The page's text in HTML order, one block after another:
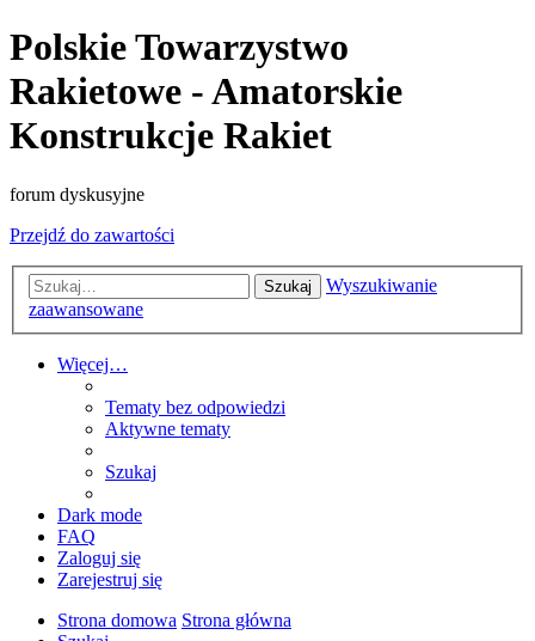
Polskie Towarzystwo
Rakietowe - Amatorskie
Konstrukcje Rakiet
forum dyskusyjne
Przejdź do zawartości
Szukaj
Wyszukiwanie
zaawansowane
Więcej…
Tematy bez odpowiedzi
Aktywne tematy
Szukaj
Dark mode
FAQ
Zaloguj się
Zarejestruj się
Strona domowa Strona główna